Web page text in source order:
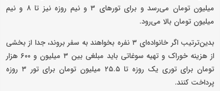
میلیون تومان می‌رسد و برای تورهای ۳ و نیم روزه نیز تا ۸ و نیم
میلیون تومان بالا می‌رود.
بدین‌ترتیب اگر خانواده‌ای ۳ نفره بخواهند به سفر بروند، جدا از بخشی
از هزینه خوراک و تهیه سوغاتی باید مبلغی بین ۳ میلیون و ۶۰۰ هزار
تومان برای توری یک روزه تا ۲۵.۵ میلیون تومان برای تور ۳ روزه
پرداخت کنند.